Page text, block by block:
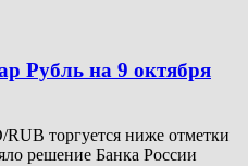
Рубль на 9 октября
торгуется ниже отметки
решение Банка России